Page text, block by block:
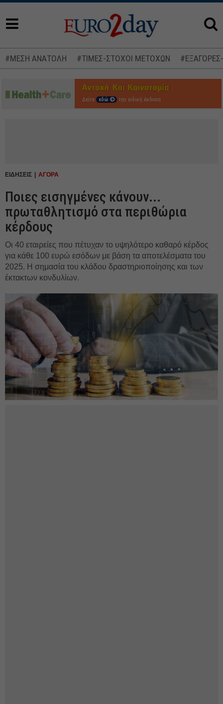
#ΜΕΣΗ ΑΝΑΤΟΛΗ #ΤΙΜΕΣ-ΣΤΟΧΟΙ ΜΕΤΟΧΩΝ
Δείτε εδώ την ειδική έκδοση
ΕΙΔΗΣΕΙΣ ΑΓΟΡΑ
Ποιες εισηγμένες κάνουν...
πρωταθλητισμό στα περιθώρια
κέρδους
Οι 40 εταιρείες που πέτυχαν το υψηλότερο καθαρό κέρδος
για κάθε 100 ευρώ εσόδων με βάση τα αποτελέσματα του
2025. Η σημασία του κλάδου δραστηριοποίησης και των
έκτακτων κονδυλίων.